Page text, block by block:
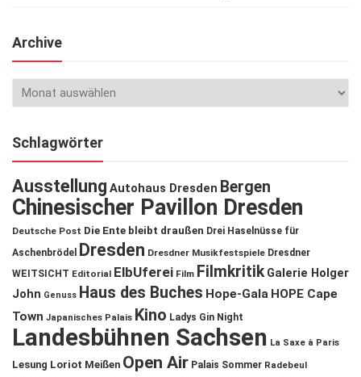
Archive
Schlagwörter
Ausstellung Autohaus Dresden Bergen
Chinesischer Pavillon Dresden
Deutsche Post Die Ente bleibt draußen Drei Haselnüsse für
Aschenbrödel
Dresden Dresdner Musikfestspiele Dresdner
WEITSICHT Editorial ElbUferei Film Filmkritik Galerie Holger
John Genuss Haus des Buches Hope-Gala HOPE Cape
Town Japanisches Palais Kino Ladys Gin Night
Landesbühnen Sachsen La Saxe à Paris
Lesung Loriot Meißen Open Air Palais Sommer Radebeul